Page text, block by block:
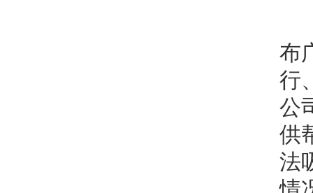
布
行
公
供
法